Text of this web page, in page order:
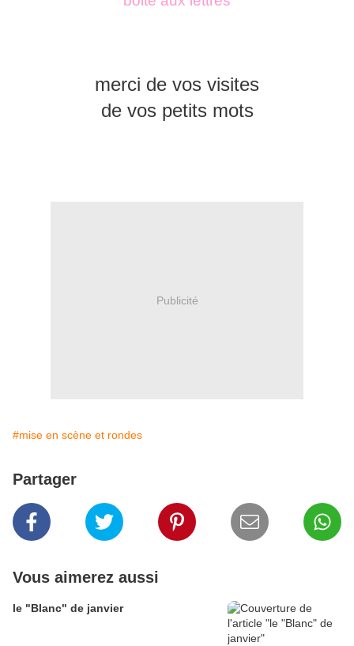
merci de vos visites
de vos petits mots
Publicité
#mise en scène et rondes
Partager
Vous aimerez aussi
le "Blanc" de janvier